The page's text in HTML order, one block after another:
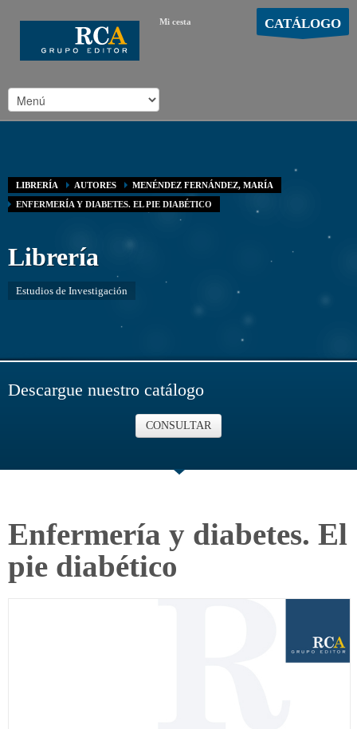
Mi cesta CATÁLOGO
LIBRERÍA AUTORES
MENÉNDEZ FERNÁNDEZ, MARÍA
ENFERMERÍA Y DIABETES. EL PIE DIABÉTICO
Librería
Estudios de Investigación
Descargue nuestro catálogo
CONSULTAR
Enfermería y diabetes. El
pie diabético